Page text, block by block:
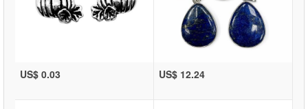
US$ 0.03 US$ 12.24